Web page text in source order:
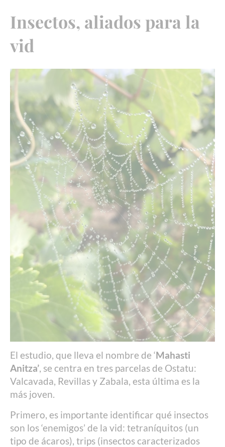
Insectos, aliados para la
vid
El estudio, que lleva el nombre de ‘Mahasti
Anitza’, se centra en tres parcelas de Ostatu:
Valcavada, Revillas y Zabala, esta última es la
más joven.
Primero, es importante identificar qué insectos
son los ‘enemigos’ de la vid: tetraníquitos (un
tipo de ácaros), trips (insectos caracterizados